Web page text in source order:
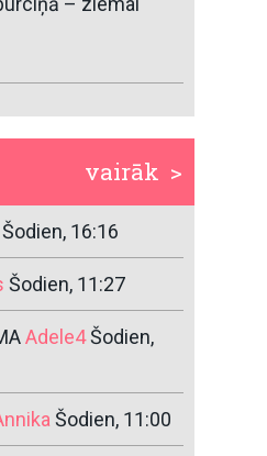
vairāk >
Šodien, 16:16
Šodien, 11:27
Adele4Šodien,
Šodien, 11:00